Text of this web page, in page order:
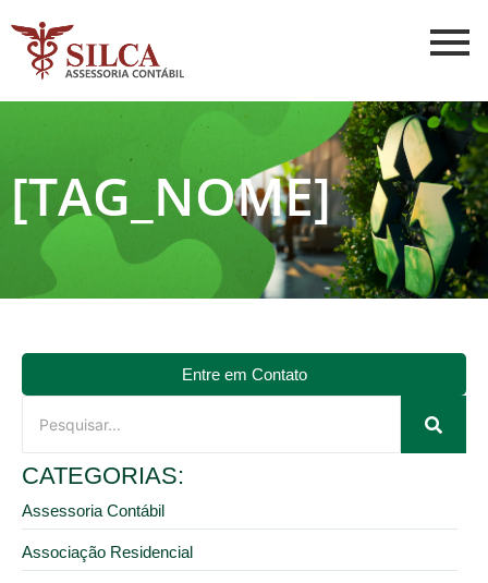
[TAG_NOME]
Entre em Contato
CATEGORIAS:
Assessoria Contábil
Associação Residencial